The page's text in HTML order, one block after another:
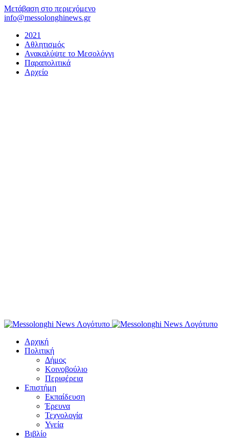
Μετάβαση στο περιεχόμενο
info@messolonghinews.gr
2021
Αθλητισμός
Ανακαλύψτε το Μεσολόγγι
Παραπολιτικά
Αρχείο
Αρχική
Πολιτική
Δήμος
Κοινοβούλιο
Περιφέρεια
Επιστήμη
Εκπαίδευση
Έρευνα
Τεχνολογία
Υγεία
Βιβλίο